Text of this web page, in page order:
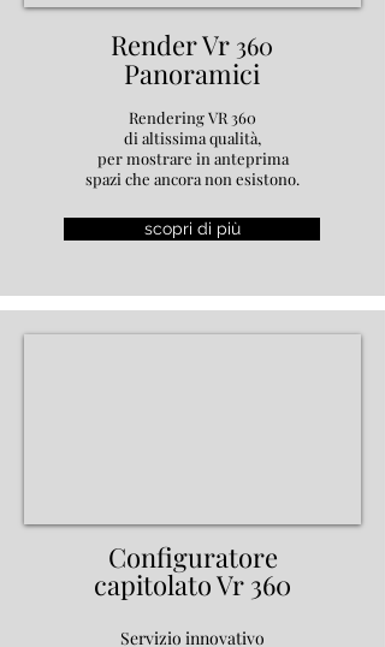
Render Vr 360
Panoramici
Rendering VR 360
di altissima qualità,
per mostrare in anteprima
spazi che ancora non esistono.
scopri di più
Configuratore
capitolato Vr 360
Servizio innovativo